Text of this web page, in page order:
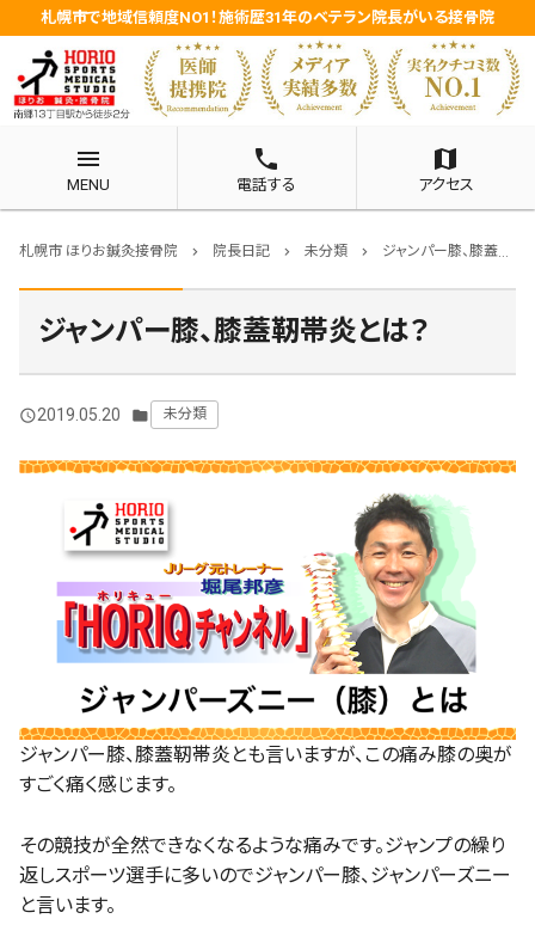
札幌市で地域信頼度NO1！施術歴31年のベテラン院長がいる接骨院
menu
MENU
phone
電話する
map
アクセス
札幌市 ほりお鍼灸接骨院 chevron_right 院長日記 chevron_right 未分類 chevron_right ジャンパー膝、膝蓋靭帯炎とは？
ジャンパー膝、膝蓋靭帯炎とは？
query_builder2019.05.20 folder 未分類
ジャンパー膝、膝蓋靭帯炎とも言いますが、この痛み膝の奥が
すごく痛く感じます。
その競技が全然できなくなるような痛みです。ジャンプの繰り
返しスポーツ選手に多いのでジャンパー膝、ジャンパーズニー
と言います。